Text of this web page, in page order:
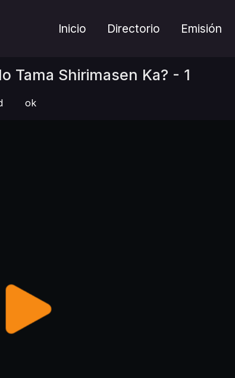
Inicio Directorio Emisión
Tama Shirimasen Ka? - 1
ok